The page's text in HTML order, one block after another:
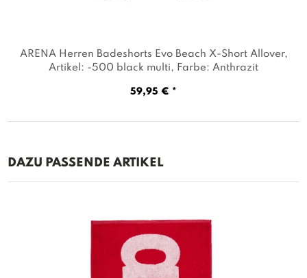
ARENA Herren Badeshorts Evo Beach X-Short Allover,
Artikel: -500 black multi, Farbe: Anthrazit
59,95 € *
DAZU PASSENDE ARTIKEL